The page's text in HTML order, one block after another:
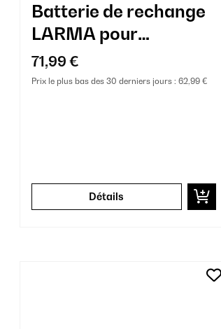
Batterie de rechange
LARMA pour
aspirateur
71,99 €
Prix le plus bas des 30 derniers jours : 62,99 €
Détails